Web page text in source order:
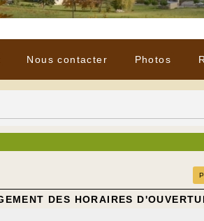
Nous contacter Photos
DES HORAIRES